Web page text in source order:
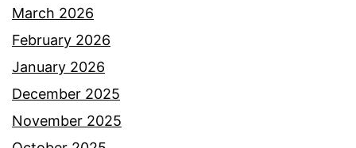
March 2026
February 2026
January 2026
December 2025
November 2025